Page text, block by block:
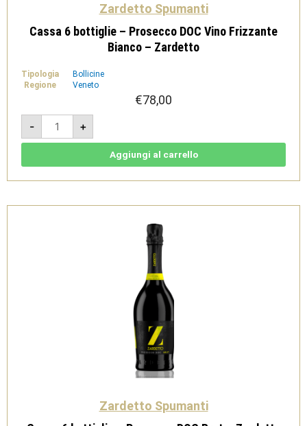
Zardetto Spumanti
Cassa 6 bottiglie – Prosecco DOC Vino Frizzante
Bianco – Zardetto
Tipologia
Bollicine
Regione
Veneto
€78,00
-
Cassa
bottiglie
-
Frizzante
Zardetto
+
Aggiungi al carrello
Zardetto Spumanti